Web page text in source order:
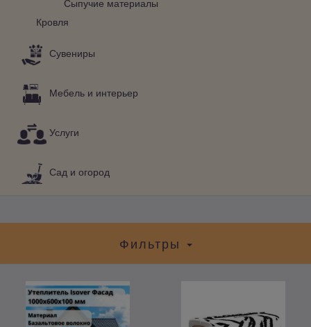
Кровля
Сувениры
Мебель и интерьер
Услуги
Сад и огород
Фильтры